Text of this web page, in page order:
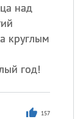
над
круглым
год!
157